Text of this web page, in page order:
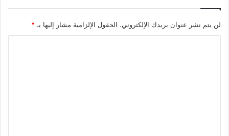
لن يتم نشر عنوان بريدك الإلكتروني. الحقول الإلزامية مشار إليها بـ *